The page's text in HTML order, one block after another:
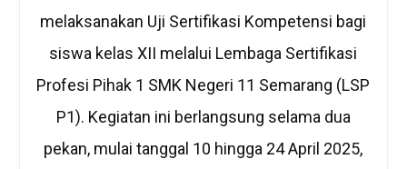
melaksanakan Uji Sertifikasi Kompetensi bagi
siswa kelas XII melalui Lembaga Sertifikasi
Profesi Pihak 1 SMK Negeri 11 Semarang (LSP
P1). Kegiatan ini berlangsung selama dua
pekan, mulai tanggal 10 hingga 24 April 2025,